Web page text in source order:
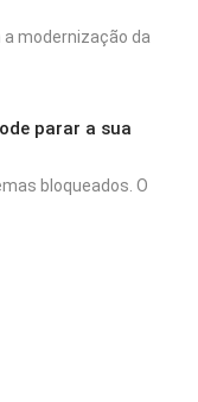
modernização da
parar a sua
bloqueados. O